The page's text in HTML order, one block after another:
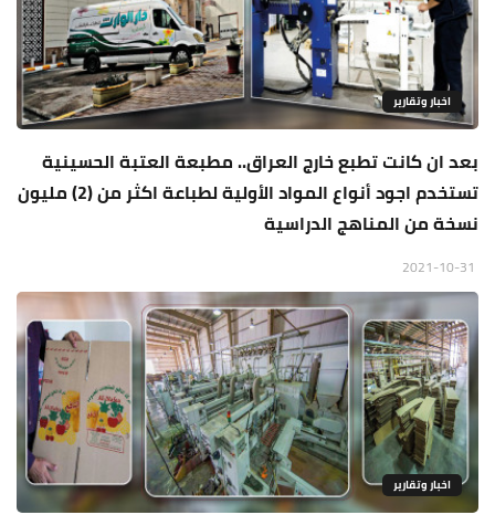
اخبار وتقارير
بعد ان كانت تطبع خارج العراق.. مطبعة العتبة الحسينية
تستخدم اجود أنواع المواد الأولية لطباعة اكثر من (2) مليون
نسخة من المناهج الدراسية
اخبار وتقارير